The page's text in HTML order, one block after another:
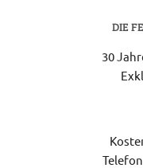
DIE
30